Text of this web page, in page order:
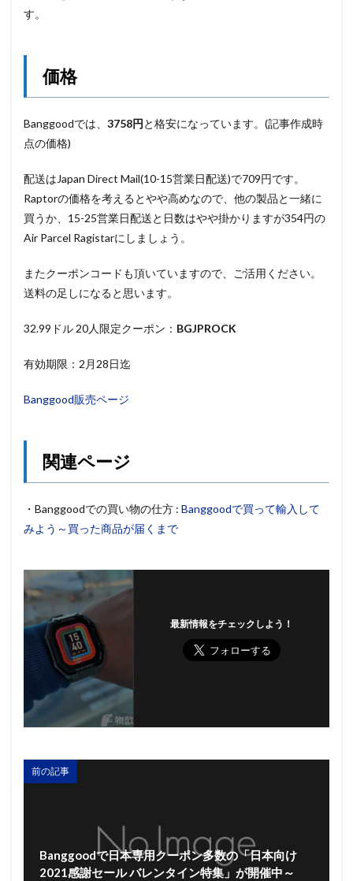
す。
価格
Banggoodでは、 3758円と格安になっています。(記事作成時
点の価格)
配送はJapan Direct Mail(10-15営業日配送)で709円です。
Raptorの価格を考えるとやや高めなので、他の製品と一緒に
買うか、15-25営業日配送と日数はやや掛かりますが354円の
Air Parcel Ragistarにしましょう。
またクーポンコードも頂いていますので、ご活用ください。
送料の足しになると思います。
32.99ドル 20人限定クーポン： BGJPROCK
有効期限：2月28日迄
Banggood販売ページ
関連ページ
・Banggoodでの買い物の仕方 : Banggoodで買って輸入して
みよう～買った商品が届くまで
最新情報をチェックしよう！
前の記事
Banggoodで日本専用クーポン多数の「日本向け
2021感謝セール バレンタイン特集」が開催中～